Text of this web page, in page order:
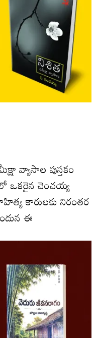
వ్యాసాల పుస్తకం
ఒకరైన చెంచయ్య
కారులకు నిరంతర
ఈ